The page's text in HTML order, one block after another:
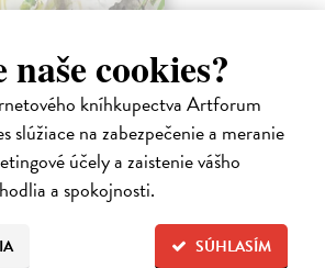
cookies?
kníhkupectva Artforum
slúžiace na zabezpečenie a meranie
účely a zaistenie vášho
a spokojnosti.
SÚHLASÍM
ktorá býva so zvedavým Andrejom. Obaja sú